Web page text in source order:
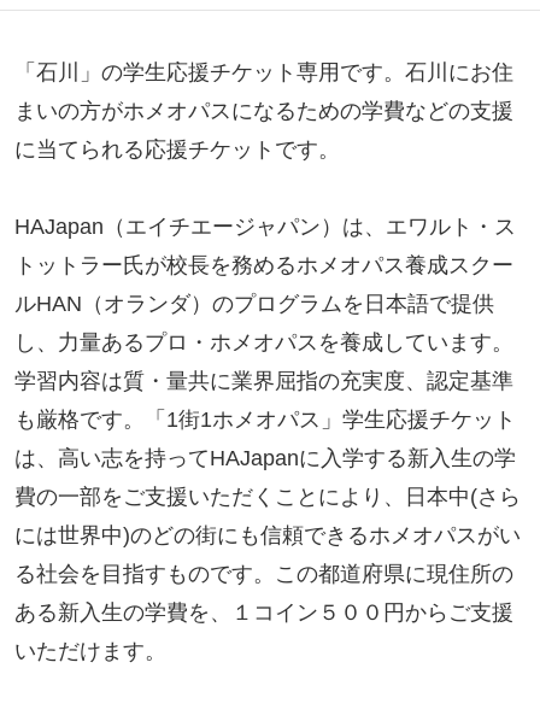
「石川」の学生応援チケット専用です。石川にお住
まいの方がホメオパスになるための学費などの支援
に当てられる応援チケットです。
HAJapan（エイチエージャパン）は、エワルト・ス
トットラー氏が校長を務めるホメオパス養成スクー
ルHAN（オランダ）のプログラムを日本語で提供
し、力量あるプロ・ホメオパスを養成しています。
学習内容は質・量共に業界屈指の充実度、認定基準
も厳格です。「1街1ホメオパス」学生応援チケット
は、高い志を持ってHAJapanに入学する新入生の学
費の一部をご支援いただくことにより、日本中(さら
には世界中)のどの街にも信頼できるホメオパスがい
る社会を目指すものです。この都道府県に現住所の
ある新入生の学費を、１コイン５００円からご支援
いただけます。